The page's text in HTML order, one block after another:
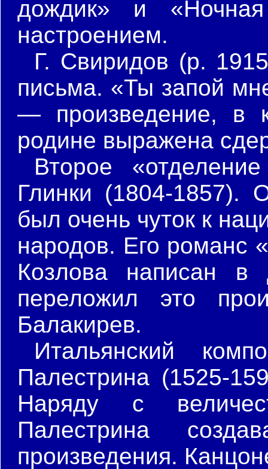
дождик» и
настроением.
Г. Свиридов (р.
письма. «Ты запой
— произведение, в
родине выражена
Второе
Глинки (1804-1857).
был очень чуток к
народов. Его романс
Козлова написан в
переложил это
Балакирев.
Итальянский
Палестрина (1525-
Наряду с
Палестрина
произведения.